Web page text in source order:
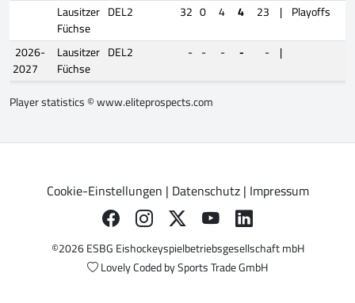
Lausitzer
Füchse
DEL2 32 0 4 4 23 | Playoffs
2026-
2027
Lausitzer
Füchse
DEL2 - - - - - |
Player statistics ©www.eliteprospects.com
Cookie-Einstellungen | Datenschutz| Impressum
©2026 ESBG Eishockeyspielbetriebsgesellschaft mbH
Lovely Coded bySports Trade GmbH